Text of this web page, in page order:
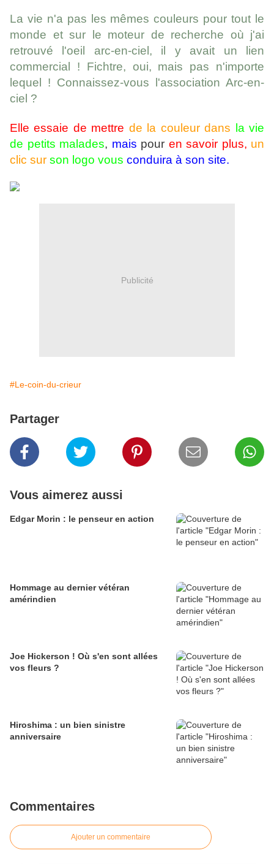
La vie n'a pas les mêmes couleurs pour tout le
monde et sur le moteur de recherche où j'ai
retrouvé l'oeil arc-en-ciel, il y avait un lien
commercial ! Fichtre, oui, mais pas n'importe
lequel ! Connaissez-vous l'association Arc-en-
ciel ?
Elle essaie de mettre de la couleur dans
la vie
de petits malades, mais pour en savoir plus, un
clic sur son logo vous conduira à son site.
Publicité
#Le-coin-du-crieur
Partager
Vous aimerez aussi
Edgar Morin : le penseur en action
Hommage au dernier vétéran
amérindien
Joe Hickerson ! Où s'en sont allées
vos fleurs ?
Hiroshima : un bien sinistre
anniversaire
Commentaires
Ajouter un commentaire